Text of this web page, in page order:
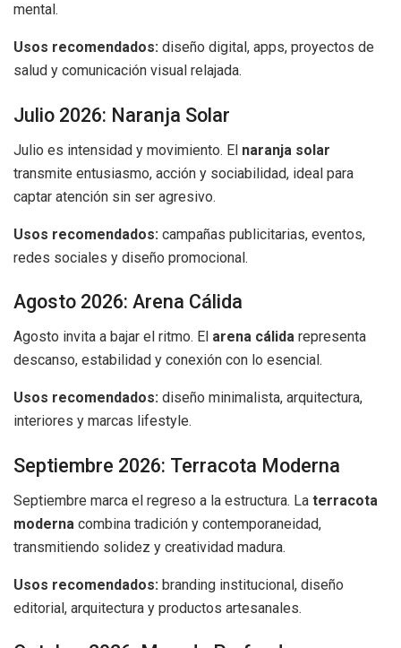
mental.
Usos recomendados: diseño digital, apps, proyectos de
salud y comunicación visual relajada.
Julio 2026: Naranja Solar
Julio es intensidad y movimiento. El naranja solar
transmite entusiasmo, acción y sociabilidad, ideal para
captar atención sin ser agresivo.
Usos recomendados: campañas publicitarias, eventos,
redes sociales y diseño promocional.
Agosto 2026: Arena Cálida
Agosto invita a bajar el ritmo. El arena cálida representa
descanso, estabilidad y conexión con lo esencial.
Usos recomendados: diseño minimalista, arquitectura,
interiores y marcas lifestyle.
Septiembre 2026: Terracota Moderna
Septiembre marca el regreso a la estructura. La terracota
moderna combina tradición y contemporaneidad,
transmitiendo solidez y creatividad madura.
Usos recomendados: branding institucional, diseño
editorial, arquitectura y productos artesanales.